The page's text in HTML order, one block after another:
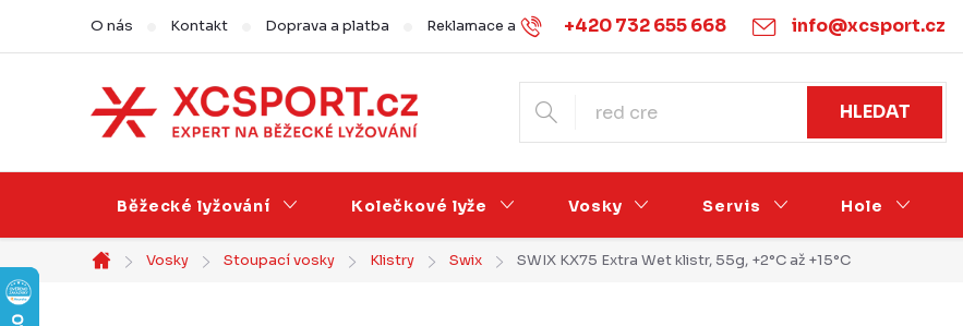
obsah
+420 732 655 668 info@xcsport.cz
O nás Kontakt Doprava a platba Reklamace a vrácení Obchodní podmínky Ochrana osobních údajů
HLEDAT
Běžecké lyžování Kolečkové lyže Vosky Servis Hole
Domů
Vosky Stoupací vosky Klistry Swix SWIX KX75 Extra Wet klistr, 55g, +2°C až +15°C